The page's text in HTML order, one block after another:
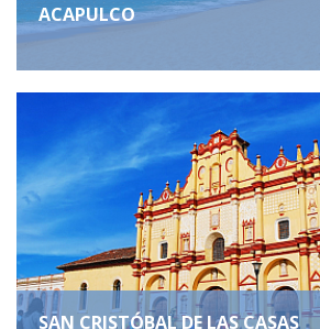
ACAPULCO
SAN CRISTÓBAL DE LAS CASAS